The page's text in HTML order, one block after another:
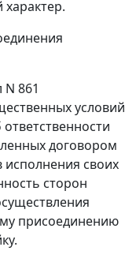
861
условий
договором
своих
сторон
присоединению